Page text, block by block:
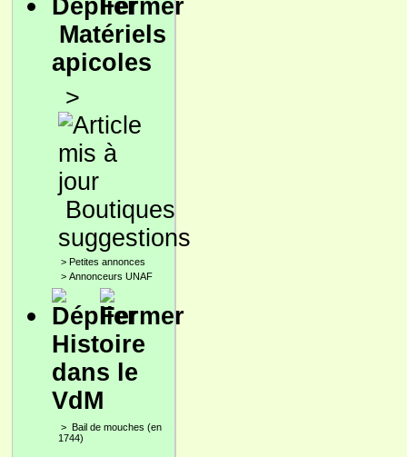
Matériels
apicoles
>
Boutiques
suggestions
> Petites annonces
> Annonceurs UNAF
Histoire
dans le
VdM
> Bail de mouches (en
1744)